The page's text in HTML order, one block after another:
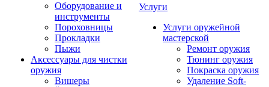
Оборудование и
инструменты
Пороховницы
Прокладки
Пыжи
Аксессуары для чистки
оружия
Вишеры
Услуги
Услуги оружейной
мастерской
Ремонт оружия
Тюнинг оружия
Покраска оружия
Удаление Soft-